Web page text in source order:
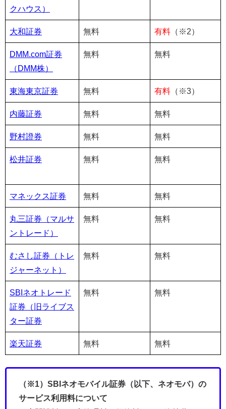
クハウス）
大和証券 無料 有料 （※2）
DMM.com証券
（DMM株）
無料 無料
東海東京証券 無料 有料 （※3）
内藤証券 無料 無料
野村證券 無料 無料
松井証券 無料 無料
マネックス証券 無料 無料
丸三証券（マルサ
ントレード）
無料 無料
むさし証券（トレ
ジャーネット）
無料 無料
SBIネオトレード
証券（旧ライブス
ター証券
無料 無料
楽天証券 無料 無料
（※1）SBIネオモバイル証券（以下、ネオモバ）の
サービス利用料について